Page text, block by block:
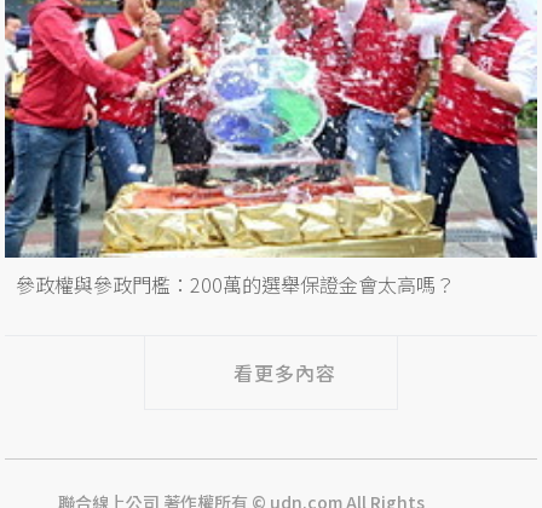
參政權與參政門檻：200萬的選舉保證金會太高嗎？
看更多內容
聯合線上公司 著作權所有 © udn.com All Rights